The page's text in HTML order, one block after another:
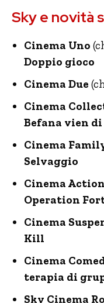
Sky e novità
Cinema Uno
Doppio gioco
Cinema Due
Cinema
Befana vien
Cinema
Selvaggio
Cinema Action
Operation
Cinema
Kill
Cinema
terapia di
Sky Cinema